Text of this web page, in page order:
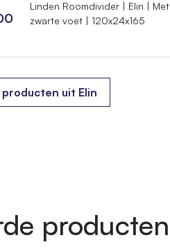
Linden Roomdivider | Elin | Met
zwarte voet | 120x24x165
producten uit Elin
producten